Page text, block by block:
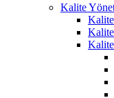
Kalite